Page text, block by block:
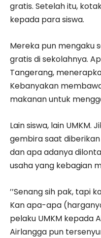
gratis. Setelah itu,
kepada para siswa.
Mereka pun mengaku
gratis di sekolahnya.
Tangerang,
Kebanyakan
makanan untuk
Lain siswa, lain UMKM.
gembira saat
dan apa adanya
usaha yang kebagian
’’Senang sih pak, tapi
Kan apa-apa
pelaku UMKM kepada
Airlangga pun